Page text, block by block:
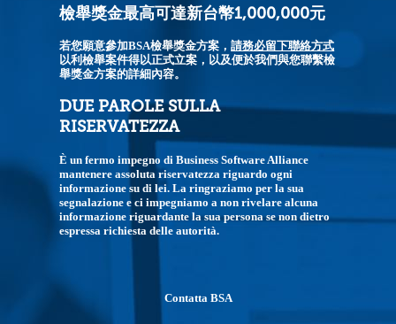
檢舉獎金最高可達新台幣1,000,000元
若您願意參加BSA檢舉獎金方案，請務必留下聯絡方式
以利檢舉案件得以正式立案，以及便於我們與您聯繫檢
舉獎金方案的詳細內容。
DUE PAROLE SULLA
RISERVATEZZA
È un fermo impegno di Business Software Alliance
mantenere assoluta riservatezza riguardo ogni
informazione su di lei. La ringraziamo per la sua
segnalazione e ci impegniamo a non rivelare alcuna
informazione riguardante la sua persona se non dietro
espressa richiesta delle autorità.
Contatta BSA